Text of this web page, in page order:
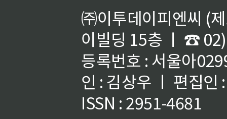
㈜이투데이피엔씨 (
이빌딩 15층 ㅣ ☎
등록번호 : 서울아
인 : 김상우 ㅣ 편집인
ISSN : 2951-4681